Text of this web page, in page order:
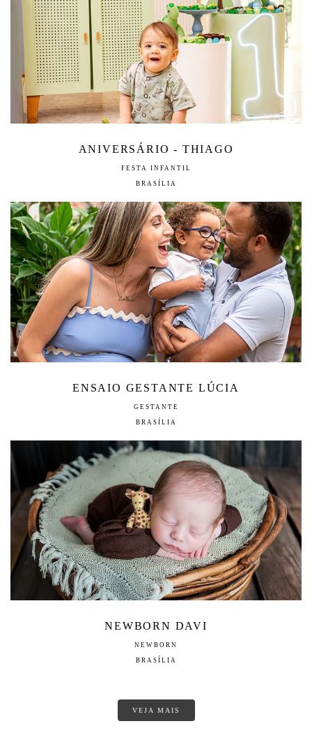
ANIVERSÁRIO - THIAGO
FESTA INFANTIL
BRASÍLIA
ENSAIO GESTANTE LÚCIA
GESTANTE
BRASÍLIA
NEWBORN DAVI
NEWBORN
BRASÍLIA
VEJA MAIS